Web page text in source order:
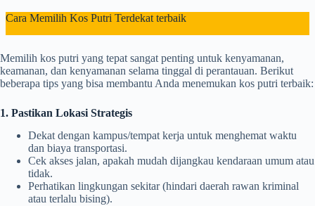
Cara Memilih Kos Putri Terdekat terbaik
Memilih kos putri yang tepat sangat penting untuk kenyamanan,
keamanan, dan kenyamanan selama tinggal di perantauan. Berikut
beberapa tips yang bisa membantu Anda menemukan kos putri terbaik:
1. Pastikan Lokasi Strategis
Dekat dengan kampus/tempat kerja untuk menghemat waktu
dan biaya transportasi.
Cek akses jalan, apakah mudah dijangkau kendaraan umum atau
tidak.
Perhatikan lingkungan sekitar (hindari daerah rawan kriminal
atau terlalu bising).